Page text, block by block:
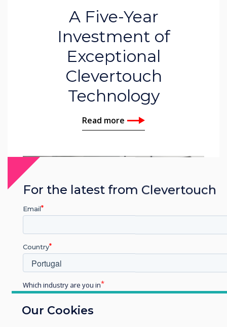
A Five-Year
Investment of
Exceptional
Clevertouch
Technology
Read more
Related case study
Our Cookies
For the latest from Clevertouch
Email
Country
Which industry are you in
Enterprise